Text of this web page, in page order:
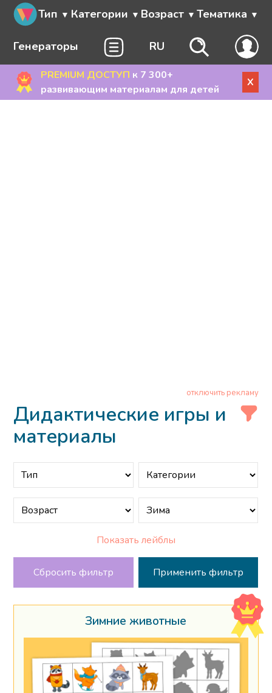
Тип Категории Возраст Тематика
Генераторы RU
PREMIUM ДОСТУП к 7 300+
развивающим материалам для детей
X
отключить рекламу
Дидактические игры и
материалы
Показать лейблы
Сбросить фильтр
Зимние животные